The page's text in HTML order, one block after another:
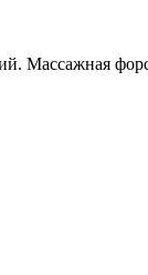
Массажная